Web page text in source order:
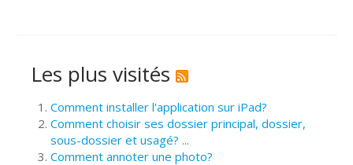
Les plus visités
Comment installer l'application sur iPad?
Comment choisir ses dossier principal, dossier,
sous-dossier et usagé? ...
Comment annoter une photo?